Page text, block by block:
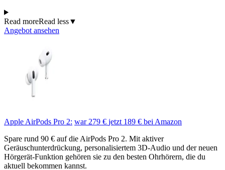
Read moreRead less▼
Angebot ansehen
Apple AirPods Pro 2: war 279 € jetzt 189 € bei Amazon
Spare rund 90 € auf die AirPods Pro 2. Mit aktiver
Geräuschunterdrückung, personalisiertem 3D-Audio und der neuen
Hörgerät-Funktion gehören sie zu den besten Ohrhörern, die du
aktuell bekommen kannst.